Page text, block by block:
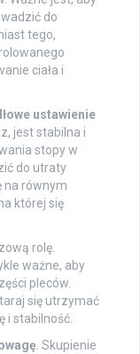
do
tego,
ciała i
ustawienie
jest stabilna i
stopy w
do utraty
na równym
której się
rolę.
ważne, aby
pleców.
się utrzymać
i stabilność.
. Skupienie